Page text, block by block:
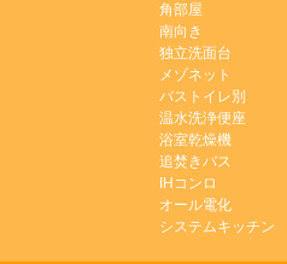
角部屋
南向き
独立洗面台
メゾネット
バストイレ別
温水洗浄便座
浴室乾燥機
追焚きバス
IHコンロ
オール電化
システムキッチン